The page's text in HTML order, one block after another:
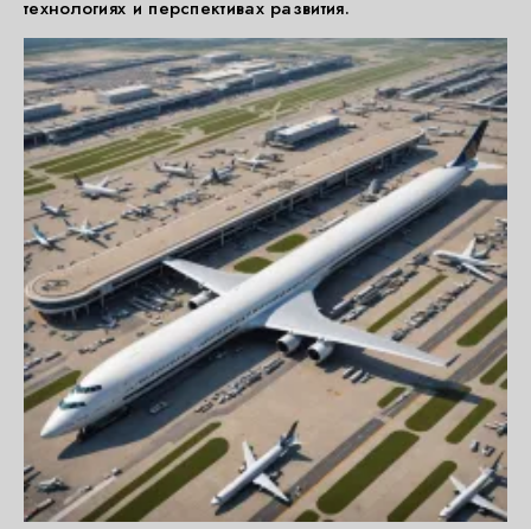
технологиях и перспективах развития.